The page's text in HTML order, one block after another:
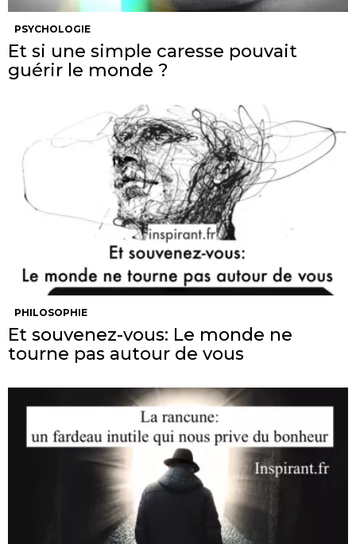
PSYCHOLOGIE
Et si une simple caresse pouvait
guérir le monde ?
PHILOSOPHIE
Et souvenez-vous: Le monde ne
tourne pas autour de vous